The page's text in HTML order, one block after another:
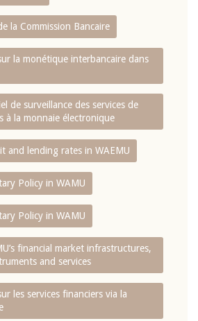
la Commission Bancaire
la monétique interbancaire dans
de surveillance des services de
à la monnaie électronique
and lending rates in WAEMU
Policy in WAMU
Policy in WAMU
financial market infrastructures,
and services
les services financiers via la